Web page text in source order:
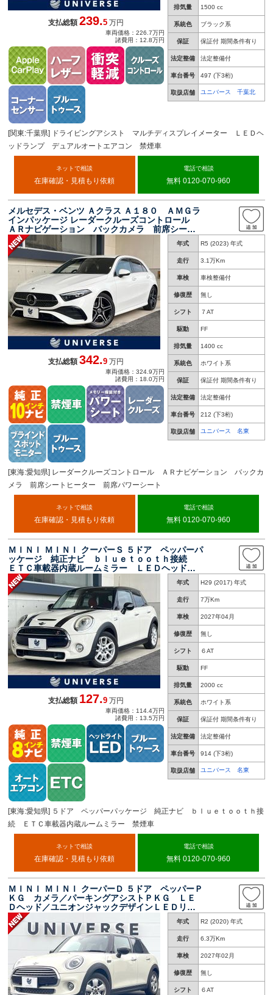
排気量 1500 cc
系統色 ブラック系
保証 保証付 期間条件有り
法定整備 法定整備付
車台番号 497 (下3桁)
取扱店舗 ユニバース 千葉北
支払総額239.5 万円
車両価格：226.7万円
諸費用：12.8万円
[関東:千葉県] ドライビングアシスト マルチディスプレイメーター ＬＥＤヘ
ッドランプ デュアルオートエアコン 禁煙車
ネットで相談
在庫確認・見積もり依頼
電話で相談
無料 0120-070-960
メルセデス・ベンツ Ａクラス Ａ１８０ ＡＭＧラ
インパッケージ レーダークルーズコントロール
ＡＲナビゲーション バックカメラ 前席シート
ヒーター 前席パワーシート ＬＥＤヘッドライ
ト ＥＴＣ車載器 ブラインドスポット レーン
キープアシスト コーナーセンサー 禁煙
年式 R5 (2023) 年式
走行 3.1万Km
車検 車検整備付
修復歴 無し
シフト ７AT
駆動 FF
排気量 1400 cc
系統色 ホワイト系
保証 保証付 期間条件有り
法定整備 法定整備付
車台番号 212 (下3桁)
取扱店舗 ユニバース 名東
支払総額342.9 万円
車両価格：324.9万円
諸費用：18.0万円
[東海:愛知県] レーダークルーズコントロール ＡＲナビゲーション バックカ
メラ 前席シートヒーター 前席パワーシート
ネットで相談
在庫確認・見積もり依頼
電話で相談
無料 0120-070-960
ＭＩＮＩ ＭＩＮＩ クーパーＳ ５ドア ペッパーパ
ッケージ 純正ナビ ｂｌｕｅｔｏｏｔｈ接続
ＥＴＣ車載器内蔵ルームミラー ＬＥＤヘッドラ
イト コンフォートアクセス デュアルオートエ
アコン オートライト レッドシートカバー 禁
煙車
年式 H29 (2017) 年式
走行 7万Km
車検 2027年04月
修復歴 無し
シフト ６AT
駆動 FF
排気量 2000 cc
系統色 ホワイト系
保証 保証付 期間条件有り
法定整備 法定整備付
車台番号 914 (下3桁)
取扱店舗 ユニバース 名東
支払総額127.9 万円
車両価格：114.4万円
諸費用：13.5万円
[東海:愛知県] ５ドア ペッパーパッケージ 純正ナビ ｂｌｕｅｔｏｏｔｈ接
続 ＥＴＣ車載器内蔵ルームミラー 禁煙車
ネットで相談
在庫確認・見積もり依頼
電話で相談
無料 0120-070-960
ＭＩＮＩ ＭＩＮＩ クーパーＤ ５ドア ペッパーＰ
ＫＧ カメラ／パーキングアシストＰＫＧ ＬＥ
Ｄヘッド／ユニオンジャックデザインＬＥＤリア
ランプ 純正ナビ リアビューカメラ パーキン
グアシスト コンフォートアクセス ＥＴＣ 禁
煙車
年式 R2 (2020) 年式
走行 6.3万Km
車検 2027年02月
修復歴 無し
シフト ６AT